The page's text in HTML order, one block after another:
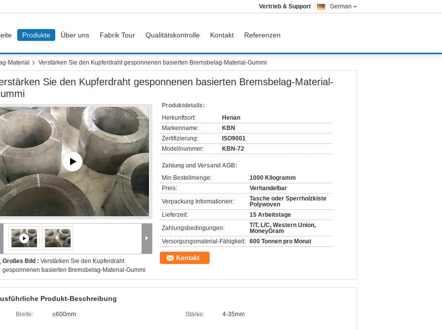
German
Vertrieb & Support
Produkte Über uns Fabrik Tour Qualitätskontrolle Kontakt Referenzen
Material Verstärken Sie den Kupferdraht gesponnenen basierten Bremsbelag-Material-Gummi
Sie den Kupferdraht gesponnenen basierten Bremsbelag-Material-
Großes Bild : Verstärken Sie den Kupferdraht
gesponnenen basierten Bremsbelag-Material-Gummi
Produktdetails:
Herkunftsort:
Henan
Markenname:
KBN
Zertifizierung:
ISO9001
Modellnummer:
KBN-72
Zahlung und Versand AGB:
Min Bestellmenge:
1000 Kilogramm
Preis:
Verhandelbar
Verpackung Informationen:
Tasche oder Sperrholzkiste
Polywoven
Lieferzeit:
15 Arbeitstage
Zahlungsbedingungen:
T/T, L/C, Western Union,
MoneyGram
Versorgungsmaterial-Fähigkeit: 600 Tonnen pro Monat
Kontakt
Produkt-Beschreibung
Breite: ≤600mm Stärke: 4-35mm